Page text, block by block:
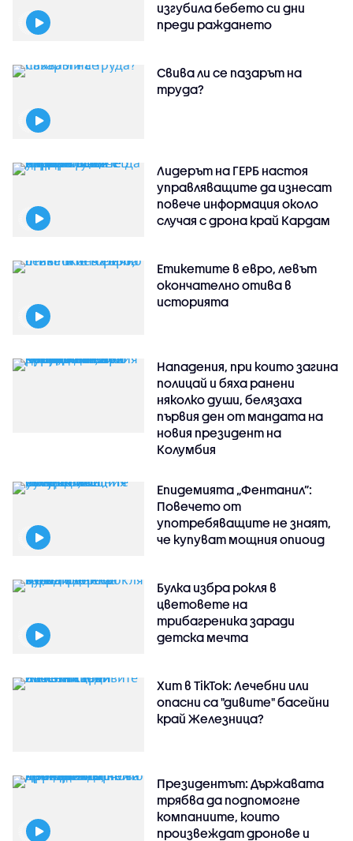
изгубила бебето си дни
преди раждането
Свива ли се пазарът на
труда?
Лидерът на ГЕРБ настоя
управляващите да изнесат
повече информация около
случая с дрона край Кардам
Етикетите в евро, левът
окончателно отива в
историята
Нападения, при които загина
полицай и бяха ранени
няколко души, белязаха
първия ден от мандата на
новия президент на
Колумбия
Епидемията „Фентанил”:
Повечето от
употребяващите не знаят,
че купуват мощния опиоид
Булка избра рокля в
цветовете на
трибагреника заради
детска мечта
Хит в TikTok: Лечебни или
опасни са "дивите" басейни
край Железница?
Президентът: Държавата
трябва да подпомогне
компаниите, които
произвеждат дронове и